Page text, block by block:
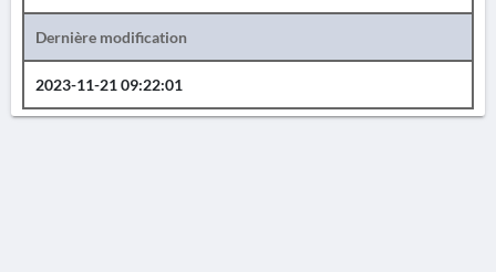
Dernière modification
2023-11-21 09:22:01